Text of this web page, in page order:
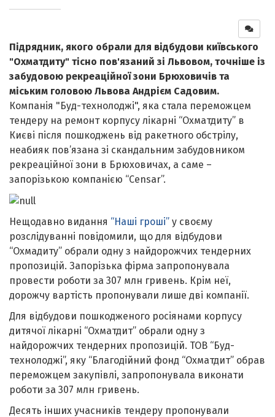
Підрядник, якого обрали для відбудови київського
"Охматдиту" тісно пов'язаний зі Львовом, точніше із
забудовою рекреаційної зони Брюховичів та
міським головою Львова Андрієм Садовим.
Компанія "Буд-технолоджі", яка стала переможцем
тендеру на ремонт корпусу лікарні “Охматдиту” в
Києві після пошкоджень від ракетного обстрілу,
неабияк пов’язана зі скандальним забудовником
рекреаційної зони в Брюховичах, а саме –
запорізькою компанією “Censar”.
Нещодавно видання “Наші гроші” у своєму
розслідуванні повідомили, що для відбудови
“Охмадиту” обрали одну з найдорожчих тендерних
пропозицій. Запорізька фірма запропонувала
провести роботи за 307 млн гривень. Крім неї,
дорожчу вартість пропонували лише дві компанії.
Для відбудови пошкодженого росіянами корпусу
дитячої лікарні “Охматдит” обрали одну з
найдорожчих тендерних пропозицій. ТОВ “Буд-
технолоджі”, яку “Благодійний фонд “Охматдит” обрав
переможцем закупівлі, запропонувала виконати
роботи за 307 млн гривень.
Десять інших учасників тендеру пропонували